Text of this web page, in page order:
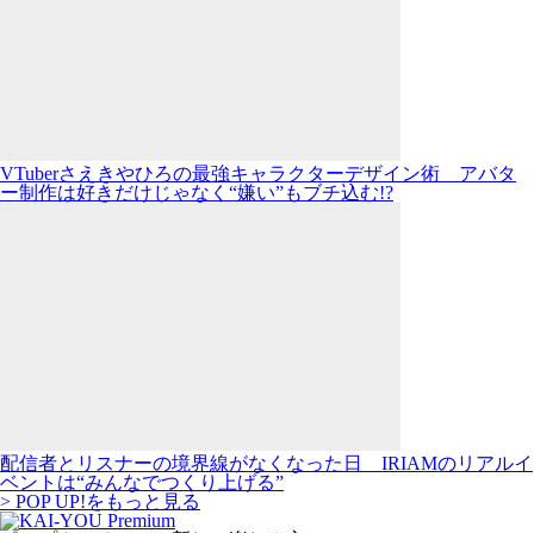
VTuberさえきやひろの最強キャラクターデザイン術 アバタ
ー制作は好きだけじゃなく“嫌い”もブチ込む!?
配信者とリスナーの境界線がなくなった日 IRIAMのリアルイ
ベントは“みんなでつくり上げる”
> POP UP!をもっと見る